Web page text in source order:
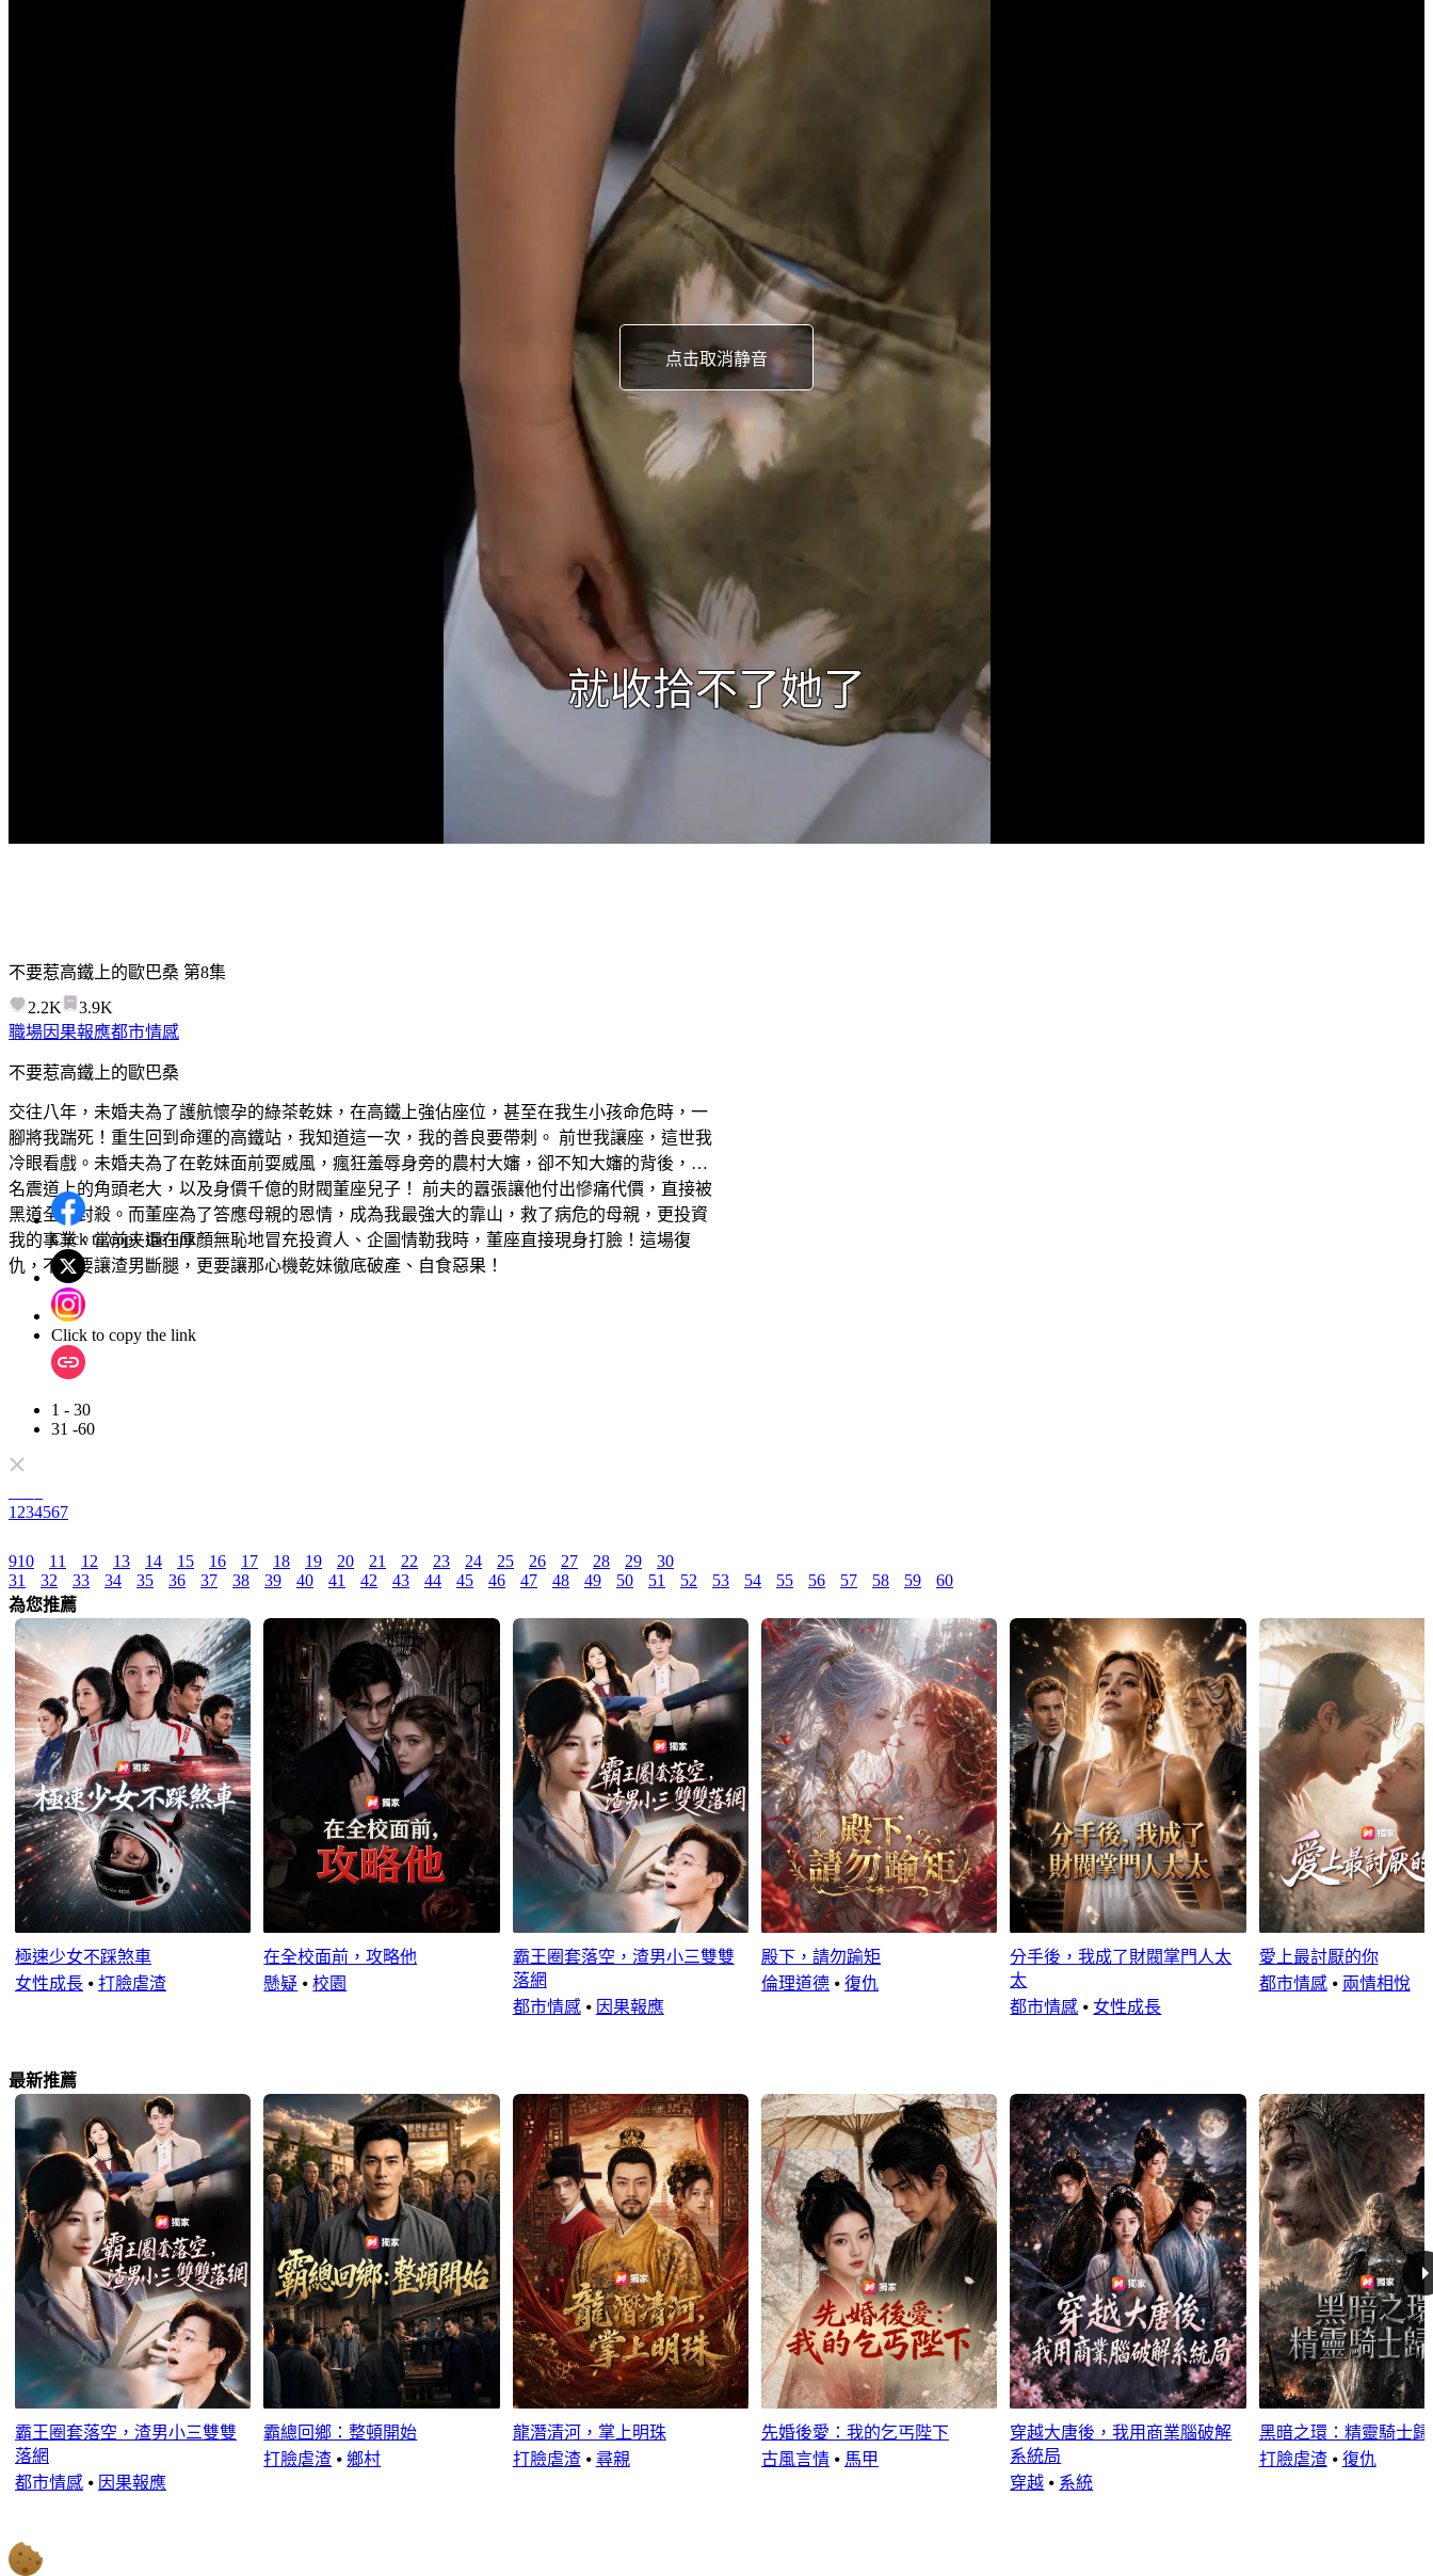
点击取消静音
不要惹高鐵上的歐巴桑 第8集
2.2K
3.9K
職場因果報應都市情感
不要惹高鐵上的歐巴桑
交往八年，未婚夫為了護航懷孕的綠茶乾妹，在高鐵上強佔座位，甚至在我生小孩命危時，一
腳將我踹死！重生回到命運的高鐵站，我知道這一次，我的善良要帶刺。 前世我讓座，這世我
冷眼看戲。未婚夫為了在乾妹面前耍威風，瘋狂羞辱身旁的農村大嬸，卻不知大嬸的背後，是
名震道上的角頭老大，以及身價千億的財閥董座兒子！ 前夫的囂張讓他付出慘痛代價，直接被
黑道全面封殺。而董座為了答應母親的恩情，成為我最強大的靠山，救了病危的母親，更投資
我的事業。當前夫還在厚顏無恥地冒充投資人、企圖情勒我時，董座直接現身打臉！這場復
仇，不僅要讓渣男斷腿，更要讓那心機乾妹徹底破產、自食惡果！
Click to copy the link
Click to copy the link
1 - 30
31 -60
1 234567
910 11 12 13 14 15 16 17 18 19 20 21 22 23 24 25 26 27 28 29
30
31
32 33 34 35 36 37 38 39 40 41 42 43 44 45 46 47 48 49 50 51 52 53 54 55 56 57 58 59 60
為您推薦
極速少女不踩煞車
女性成長 ⦁ 打臉虐渣
在全校面前，攻略他
懸疑 ⦁校園
霸王圈套落空，渣男小三雙雙
落網
都市情感⦁ 因果報應
殿下，請勿踰矩
倫理道德⦁ 復仇
分手後，我成了財閥掌門人太
太
都市情感 ⦁ 女性成長
愛上最討厭的你
都市情感⦁ 兩情相悅
最新推薦
霸王圈套落空，渣男小三雙雙
落網
都市情感 ⦁ 因果報應
霸總回鄉：整頓開始
打臉虐渣 ⦁鄉村
龍潛清河，掌上明珠
打臉虐渣⦁ 尋親
先婚後愛：我的乞丐陛下
古風言情⦁ 馬甲
穿越大唐後，我用商業腦破解
系統局
穿越 ⦁ 系統
黑暗之環：精靈騎士歸
打臉虐渣⦁ 復仇